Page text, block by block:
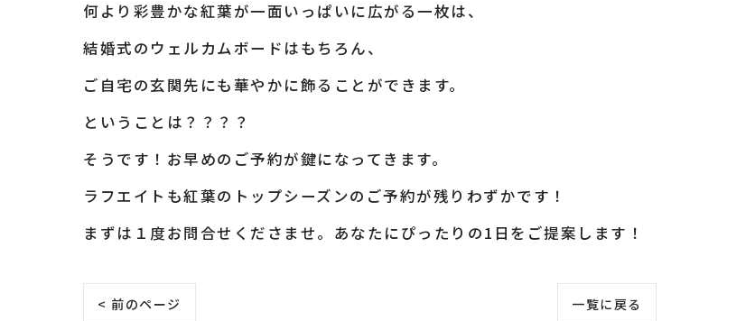
何より彩豊かな紅葉が一面いっぱいに広がる一枚は、
結婚式のウェルカムボードはもちろん、
ご自宅の玄関先にも華やかに飾ることができます。
ということは？？？？
そうです！お早めのご予約が鍵になってきます。
ラフエイトも紅葉のトップシーズンのご予約が残りわずかです！
まずは１度お問合せくださませ。あなたにぴったりの1日をご提案します！
< 前のページ 一覧に戻る